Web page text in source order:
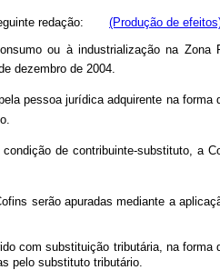
seguinte redação: (Produção de
ou à industrialização na Zona
dezembro de 2004.
pessoa jurídica adquirente na
de contribuinte-substituto, a
serão apuradas mediante a
com substituição tributária, na forma
pelo substituto tributário.